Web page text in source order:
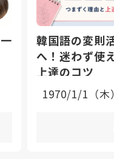
韓国語の変則
へ！迷わず使
上達のコツ
1970/1/1（木